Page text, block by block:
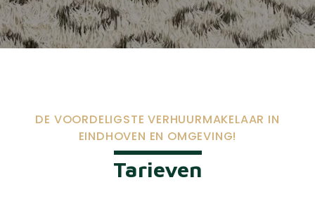
DE VOORDELIGSTE VERHUURMAKELAAR IN
EINDHOVEN EN OMGEVING!
Tarieven